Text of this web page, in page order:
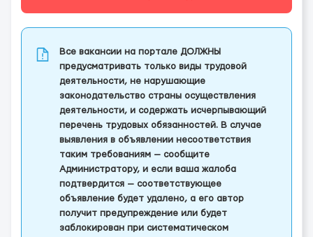
Все вакансии на портале ДОЛЖНЫ
предусматривать только виды трудовой
деятельности, не нарушающие
законодательство страны осуществления
деятельности, и содержать исчерпывающий
перечень трудовых обязанностей. В случае
выявления в объявлении несоответствия
таким требованиям — сообщите
Администратору, и если ваша жалоба
подтвердится — соответствующее
объявление будет удалено, а его автор
получит предупреждение или будет
заблокирован при систематическом